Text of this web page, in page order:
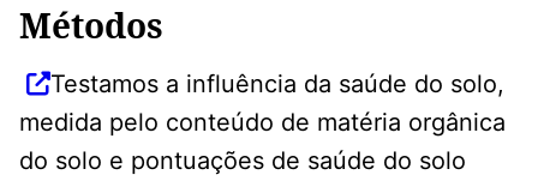
Métodos
Testamos a influência da saúde do solo,
medida pelo conteúdo de matéria orgânica
do solo e pontuações de saúde do solo